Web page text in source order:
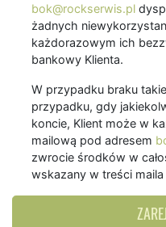
bok@rockserwis.pl
żadnych
każdorazowym ich
bankowy Klienta.
W przypadku braku
przypadku, gdy
koncie, Klient może w
mailową pod adresem
zwrocie środków w
wskazany w treści